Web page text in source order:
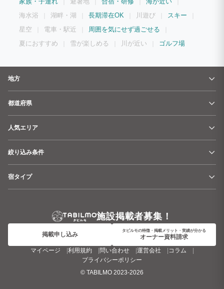
海水浴
湖畔・湖 長期滞在OK 川遊び
スキー
星空
電車・駅近
周囲を気にせず過ごせる
夏におすすめ
雪が楽しめる 川が近い ゴルフ場
地方
都道府県
人気エリア
絞り込み条件
宿タイプ
施設掲載者募集！
掲載申し込み
タビルモの特徴・掲載メリット・実績が分かる
オーナー資料請求
マイページ
利用規約 問い合わせ 運営会社
コラム
プライバシーポリシー
© TABILMO 2023-2026